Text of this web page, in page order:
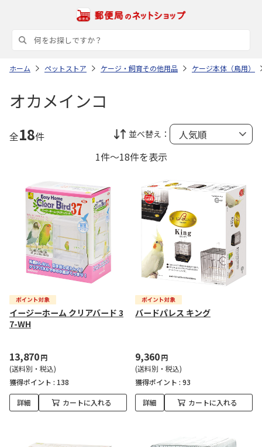
ホーム ペットストア ケージ・飼育その他用品 ケージ本体（鳥用）
オカメインコ
全18件 並べ替え：
1件～18件を表示
イージーホーム クリアバード 3
7-WH
13,870円
(送料別・税込)
獲得ポイント : 138
詳細 カートに入れる
バードパレス キング
9,360円
(送料別・税込)
獲得ポイント : 93
詳細 カートに入れる